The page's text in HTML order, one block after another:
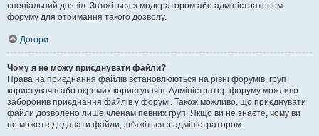
спеціальний дозвіл. Зв'яжіться з модератором або адміністратором
форуму для отримання такого дозволу.
Догори
Чому я не можу приєднувати файли?
Права на приєднання файлів встановлюються на рівні форумів, груп
користувачів або окремих користувачів. Адміністратор форуму можливо
заборонив приєднання файлів у форумі. Також можливо, що приєднувати
файли дозволено лише членам певних груп. Якщо ви не знаєте, чому ви
не можете додавати файли, зв'яжіться з адміністратором.